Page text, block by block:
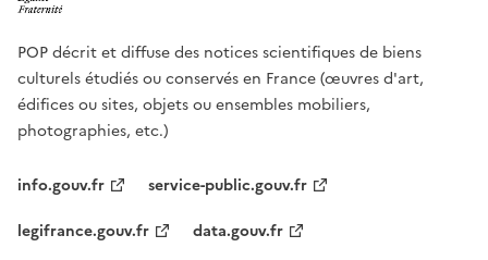
POP décrit et diffuse des notices scientifiques de biens
culturels étudiés ou conservés en France (œuvres d'art,
édifices ou sites, objets ou ensembles mobiliers,
photographies, etc.)
info.gouv.fr
service-public.gouv.fr
legifrance.gouv.fr
data.gouv.fr